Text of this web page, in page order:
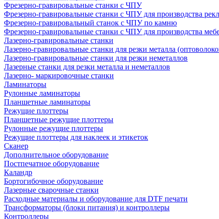
Фрезерно-гравировальные станки с ЧПУ
Фрезерно-гравировальные станки с ЧПУ для производства
Фрезерно-гравировальный станок с ЧПУ по камню
Фрезерно-гравировальные станки с ЧПУ для производства
Лазерно-гравировальные станки
Лазерно-гравировальные станки для резки металла
Лазерно-гравировальные станки для резки неметаллов
Лазерные станки для резки металла и неметаллов
Лазерно- маркировочные станки
Ламинаторы
Рулонные ламинаторы
Планшетные ламинаторы
Режущие плоттеры
Планшетные режущие плоттеры
Рулонные режущие плоттеры
Режущие плоттеры для наклеек и этикеток
Сканер
Дополнительное оборудование
Постпечатное оборудование
Каландр
Бортогибочное оборудование
Лазерные сварочные станки
Расходные материалы и оборудование для DTF печати
Трансформаторы (блоки питания) и контроллеры
Контроллеры